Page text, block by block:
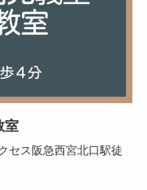
室
セス阪急西宮北口駅徒